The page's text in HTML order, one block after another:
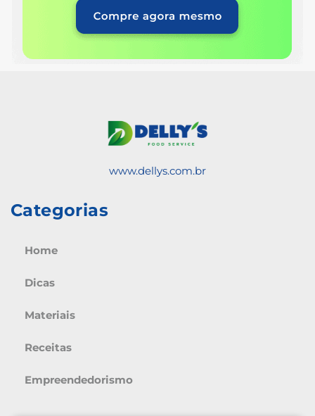
www.dellys.com.br
Categorias
Home
Dicas
Materiais
Receitas
Empreendedorismo